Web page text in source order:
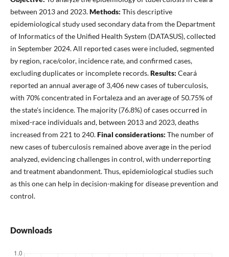
between 2013 and 2023.Methods: This descriptive
epidemiological study used secondary data from the Department
of Informatics of the Unified Health System (DATASUS), collected
in September 2024. All reported cases were included, segmented
by region, race/color, incidence rate, and confirmed cases,
excluding duplicates or incomplete records.Results: Ceará
reported an annual average of 3,406 new cases of tuberculosis,
with 70% concentrated in Fortaleza and an average of 50.75% of
the state's incidence. The majority (76.8%) of cases occurred in
mixed-race individuals and, between 2013 and 2023, deaths
increased from 221 to 240.Final considerations: The number of
new cases of tuberculosis remained above average in the period
analyzed, evidencing challenges in control, with underreporting
and treatment abandonment. Thus, epidemiological studies such
as this one can help in decision-making for disease prevention and
control.
Downloads